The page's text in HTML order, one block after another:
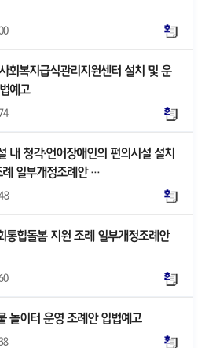
회복지급식관리지원센터 설치 및 운
예고
내 청각·언어장애인의 편의시설 설치
례 일부개정조례안 …
통합돌봄 지원 조례 일부개정조례안
놀이터 운영 조례안 입법예고